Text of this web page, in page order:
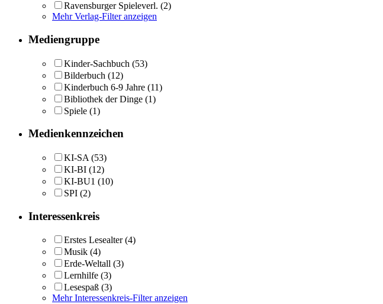
Ravensburger Spieleverl. (2)
Mehr Verlag-Filter anzeigen
Mediengruppe
Kinder-Sachbuch (53)
Bilderbuch (12)
Kinderbuch 6-9 Jahre (11)
Bibliothek der Dinge (1)
Spiele (1)
Medienkennzeichen
KI-SA (53)
KI-BI (12)
KI-BU1 (10)
SPI (2)
Interessenkreis
Erstes Lesealter (4)
Musik (4)
Erde-Weltall (3)
Lernhilfe (3)
Lesespaß (3)
Mehr Interessenkreis-Filter anzeigen